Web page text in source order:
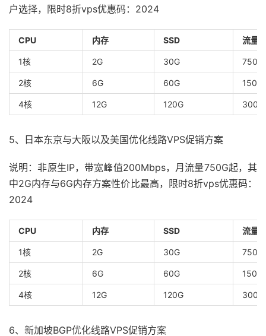
户选择，限时8折vps优惠码：2024
CPU 内存 SSD 流量
1核 2G 30G 750G
2核 6G 60G
4核 12G 120G
5、日本东京与大阪以及美国优化线路VPS促销方案
说明：非原生IP，带宽峰值200Mbps，月流量750G起，其
中2G内存与6G内存方案性价比最高，限时8折vps优惠码：
2024
CPU 内存 SSD 流量
1核 2G 30G 750G
2核 6G 60G
4核 12G 120G
6、新加坡BGP优化线路VPS促销方案